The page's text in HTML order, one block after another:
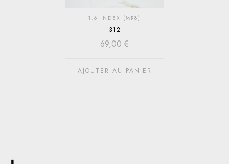
1.6 INDEX (MR8)
312
69,00 €
AJOUTER AU PANIER